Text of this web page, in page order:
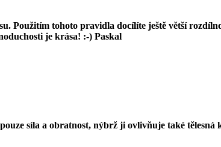
Použitím tohoto pravidla docílíte ještě větší
je krása! :-) Paskal
síla a obratnost, nýbrž ji ovlivňuje také tělesná